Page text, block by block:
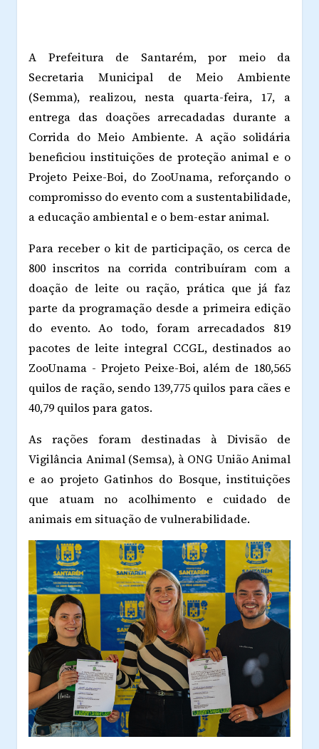
A Prefeitura de Santarém, por meio da
Secretaria Municipal de Meio Ambiente
(Semma), realizou, nesta quarta-feira, 17, a
entrega das doações arrecadadas durante a
Corrida do Meio Ambiente. A ação solidária
beneficiou instituições de proteção animal e o
Projeto Peixe-Boi, do ZooUnama, reforçando o
compromisso do evento com a sustentabilidade,
a educação ambiental e o bem-estar animal.
Para receber o kit de participação, os cerca de
800 inscritos na corrida contribuíram com a
doação de leite ou ração, prática que já faz
parte da programação desde a primeira edição
do evento. Ao todo, foram arrecadados 819
pacotes de leite integral CCGL, destinados ao
ZooUnama - Projeto Peixe-Boi, além de 180,565
quilos de ração, sendo 139,775 quilos para cães e
40,79 quilos para gatos.
As rações foram destinadas à Divisão de
Vigilância Animal (Semsa), à ONG União Animal
e ao projeto Gatinhos do Bosque, instituições
que atuam no acolhimento e cuidado de
animais em situação de vulnerabilidade.